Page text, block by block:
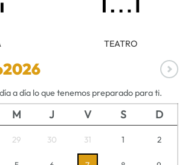
TEATRO
2026
a día lo que tenemos preparado para ti.
M J V S D
29 30 31 1 2